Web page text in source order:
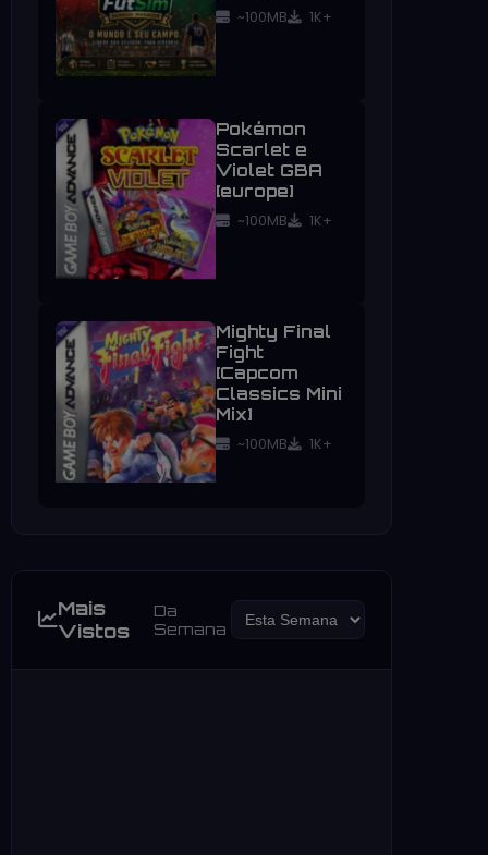
~100MB 1K+
Pokémon
Scarlet e
Violet GBA
[europe]
~100MB 1K+
Mighty Final
Fight
[Capcom
Classics Mini
Mix]
~100MB 1K+
Mais
Vistos
Da
Semana